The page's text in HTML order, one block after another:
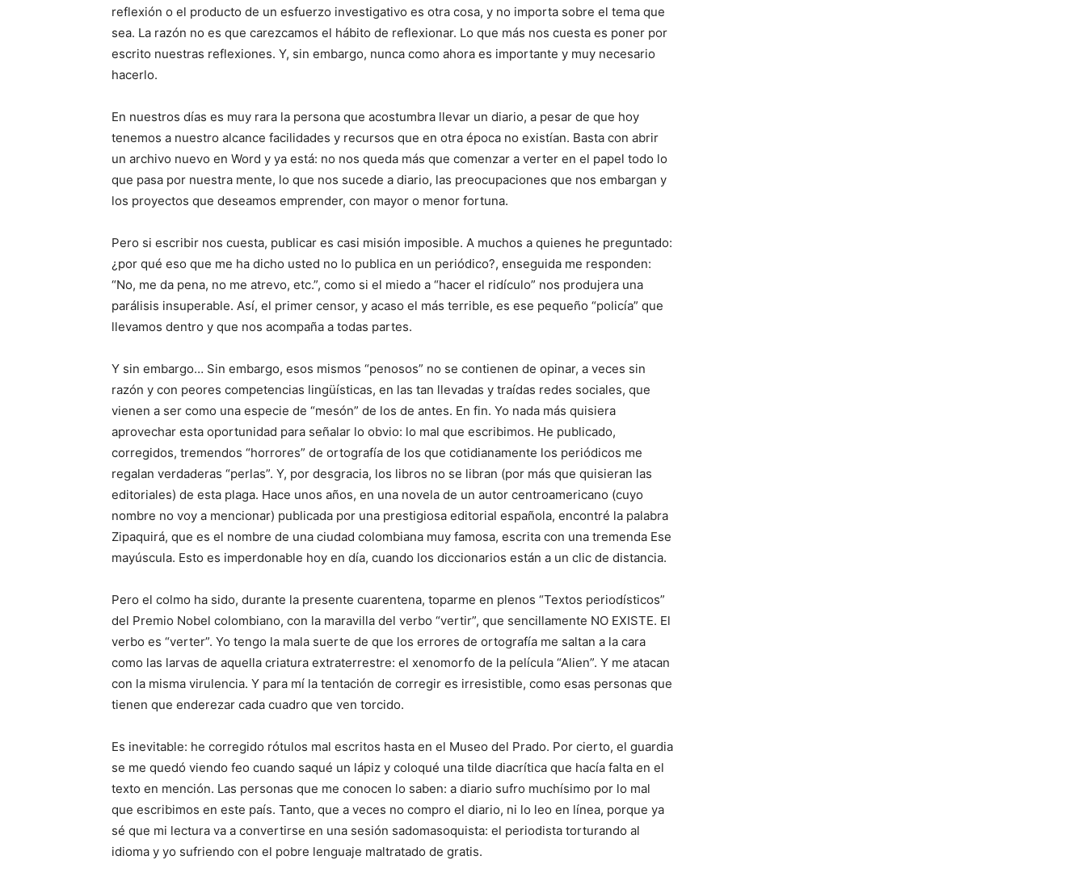
reflexión o el producto de un esfuerzo investigativo es otra cosa, y no importa sobre el tema que
sea. La razón no es que carezcamos el hábito de reflexionar. Lo que más nos cuesta es poner por
escrito nuestras reflexiones. Y, sin embargo, nunca como ahora es importante y muy necesario
hacerlo.
En nuestros días es muy rara la persona que acostumbra llevar un diario, a pesar de que hoy
tenemos a nuestro alcance facilidades y recursos que en otra época no existían. Basta con abrir
un archivo nuevo en Word y ya está: no nos queda más que comenzar a verter en el papel todo lo
que pasa por nuestra mente, lo que nos sucede a diario, las preocupaciones que nos embargan y
los proyectos que deseamos emprender, con mayor o menor fortuna.
Pero si escribir nos cuesta, publicar es casi misión imposible. A muchos a quienes he preguntado:
¿por qué eso que me ha dicho usted no lo publica en un periódico?, enseguida me responden:
“No, me da pena, no me atrevo, etc.”, como si el miedo a “hacer el ridículo” nos produjera una
parálisis insuperable. Así, el primer censor, y acaso el más terrible, es ese pequeño “policía” que
llevamos dentro y que nos acompaña a todas partes.
Y sin embargo… Sin embargo, esos mismos “penosos” no se contienen de opinar, a veces sin
razón y con peores competencias lingüísticas, en las tan llevadas y traídas redes sociales, que
vienen a ser como una especie de “mesón” de los de antes. En fin. Yo nada más quisiera
aprovechar esta oportunidad para señalar lo obvio: lo mal que escribimos. He publicado,
corregidos, tremendos “horrores” de ortografía de los que cotidianamente los periódicos me
regalan verdaderas “perlas”. Y, por desgracia, los libros no se libran (por más que quisieran las
editoriales) de esta plaga. Hace unos años, en una novela de un autor centroamericano (cuyo
nombre no voy a mencionar) publicada por una prestigiosa editorial española, encontré la palabra
Zipaquirá, que es el nombre de una ciudad colombiana muy famosa, escrita con una tremenda Ese
mayúscula. Esto es imperdonable hoy en día, cuando los diccionarios están a un clic de distancia.
Pero el colmo ha sido, durante la presente cuarentena, toparme en plenos “Textos periodísticos”
del Premio Nobel colombiano, con la maravilla del verbo “vertir”, que sencillamente NO EXISTE. El
verbo es “verter”. Yo tengo la mala suerte de que los errores de ortografía me saltan a la cara
como las larvas de aquella criatura extraterrestre: el xenomorfo de la película “Alien”. Y me atacan
con la misma virulencia. Y para mí la tentación de corregir es irresistible, como esas personas que
tienen que enderezar cada cuadro que ven torcido.
Es inevitable: he corregido rótulos mal escritos hasta en el Museo del Prado. Por cierto, el guardia
se me quedó viendo feo cuando saqué un lápiz y coloqué una tilde diacrítica que hacía falta en el
texto en mención. Las personas que me conocen lo saben: a diario sufro muchísimo por lo mal
que escribimos en este país. Tanto, que a veces no compro el diario, ni lo leo en línea, porque ya
sé que mi lectura va a convertirse en una sesión sadomasoquista: el periodista torturando al
idioma y yo sufriendo con el pobre lenguaje maltratado de gratis.